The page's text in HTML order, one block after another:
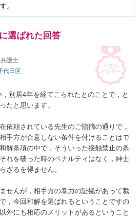
。
選ばれた回答
弁護士
代田区
別居4年を経てこられたとのことで，と
たと思います。
依頼されている先生のご指摘の通りで，
手方が合意しない条件を付けることはで
解条項の中で，そういった接触禁止の条
れを破った時のペナルティはなく，紳士
ざるを得ません。
せんが，相手方の暴力の証拠があって裁
，今回和解を選ばれるということですの
外にも相応のメリットがあるということ